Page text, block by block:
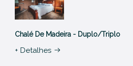
Chalé De Madeira - Duplo/Triplo
+ Detalhes